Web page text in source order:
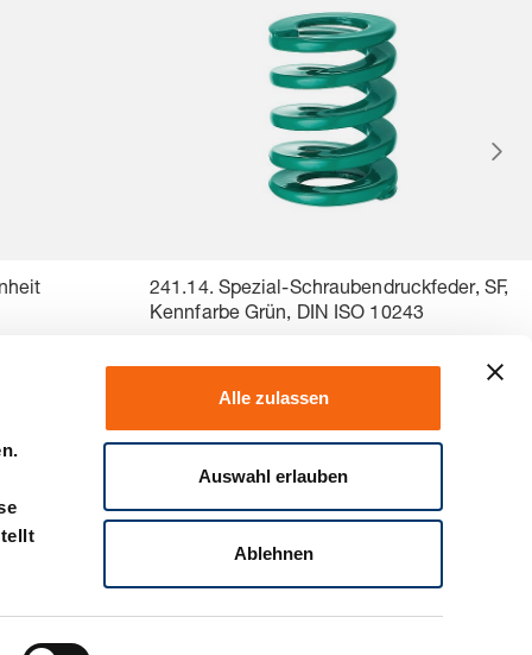
Alle zulassen
Auswahl erlauben
Ablehnen
241.14. Spezial-Schraubendruckfeder, SF,
Kennfarbe Grün, DIN ISO 10243